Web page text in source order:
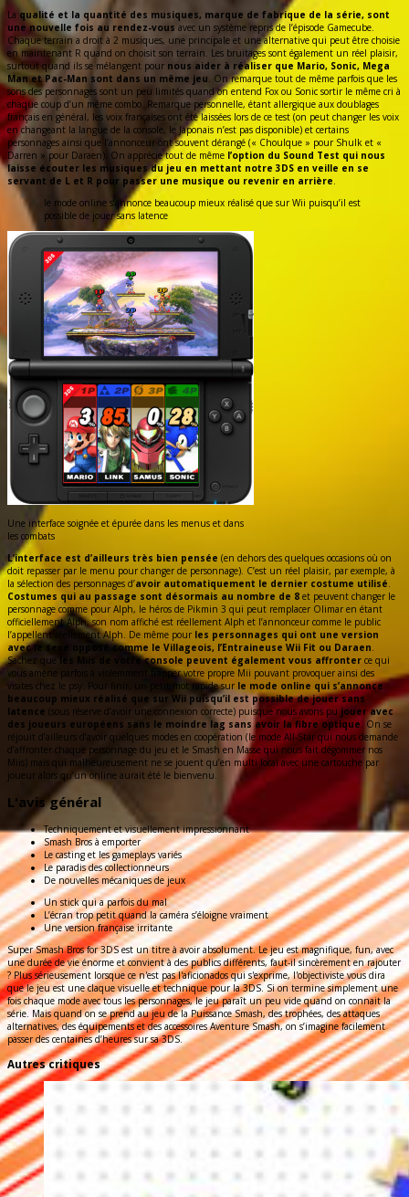
La qualité et la quantité des musiques, marque de fabrique de la série, sont
une nouvelle fois au rendez-vous avec un système repris de l’épisode Gamecube.
Chaque terrain a droit à 2 musiques, une principale et une alternative qui peut être choisie
en maintenant R quand on choisit son terrain. Les bruitages sont également un réel plaisir,
surtout quand ils se mélangent pour nous aider à réaliser que Mario, Sonic, Mega
Man et Pac-Man sont dans un même jeu. On remarque tout de même parfois que les
sons des personnages sont un peu limités quand on entend Fox ou Sonic sortir le même cri à
chaque coup d’un même combo. Remarque personnelle, étant allergique aux doublages
français en général, les voix françaises ont été laissées lors de ce test (on peut changer les voix
en changeant la langue de la console, le Japonais n’est pas disponible) et certains
personnages ainsi que l’annonceur ont souvent dérangé (« Choulque » pour Shulk et «
Darren » pour Daraen). On apprécie tout de même l’option du Sound Test qui nous
laisse écouter les musiques du jeu en mettant notre 3DS en veille en se
servant de L et R pour passer une musique ou revenir en arrière.
le mode online s’annonce beaucoup mieux réalisé que sur Wii puisqu’il est
possible de jouer sans latence
Une interface soignée et épurée dans les menus et dans
les combats
L’interface est d’ailleurs très bien pensée (en dehors des quelques occasions où on
doit repasser par le menu pour changer de personnage). C’est un réel plaisir, par exemple, à
la sélection des personnages d’avoir automatiquement le dernier costume utilisé.
Costumes qui au passage sont désormais au nombre de 8 et peuvent changer le
personnage comme pour Alph, le héros de Pikmin 3 qui peut remplacer Olimar en étant
officiellement Alph, son nom affiché est réellement Alph et l’annonceur comme le public
l’appellent réellement Alph. De même pour les personnages qui ont une version
avec le sexe opposé comme le Villageois, l’Entraineuse Wii Fit ou Daraen.
Sachez que
les Miis de votre console peuvent également vous affronter ce qui
vous amène parfois à violemment frapper votre propre Mii pouvant provoquer ainsi des
visites chez le psy. Pour finir, un petit mot rapide sur le mode online qui s’annonce
beaucoup mieux réalisé que sur Wii puisqu’il est possible de jouer sans
latence (sous réserve d’avoir une connexion correcte) puisque nous avons pujouer avec
des joueurs européens sans le moindre lag sans avoir la fibre optique. On se
réjouit d’ailleurs d’avoir quelques modes en coopération (le mode All-Star qui nous demande
d’affronter chaque personnage du jeu et le Smash en Masse qui nous fait dégommer nos
Miis) mais qui malheureusement ne se jouent qu’en multi local avec une cartouche par
joueur alors qu’un online aurait été le bienvenu.
L'avis général
Techniquement et visuellement impressionnant
Smash Bros à emporter
Le casting et les gameplays variés
Le paradis des collectionneurs
De nouvelles mécaniques de jeux
Un stick qui a parfois du mal
L’écran trop petit quand la caméra s’éloigne vraiment
Une version française irritante
Super Smash Bros for 3DS est un titre à avoir absolument. Le jeu est magnifique, fun, avec
une durée de vie énorme et convient à des publics différents, faut-il sincèrement en rajouter
? Plus sérieusement lorsque ce n'est pas l'aficionados qui s'exprime, l'objectiviste vous dira
que le jeu est une claque visuelle et technique pour la 3DS. Si on termine simplement une
fois chaque mode avec tous les personnages, le jeu paraît un peu vide quand on connait la
série. Mais quand on se prend au jeu de la Puissance Smash, des trophées, des attaques
alternatives, des équipements et des accessoires Aventure Smash, on s’imagine facilement
passer des centaines d’heures sur sa 3DS.
Autres critiques